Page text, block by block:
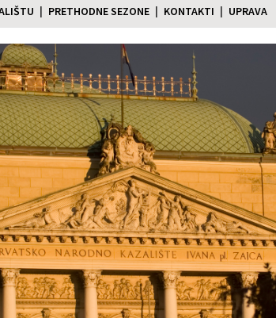
PRETHODNE SEZONE KONTAKTI UPRAVA